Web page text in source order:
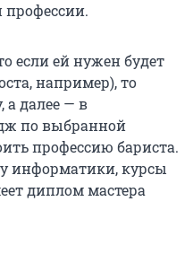
профессии.
если ей нужен будет
например), то
далее — в
по выбранной
профессию бариста.
информатики, курсы
диплом мастера